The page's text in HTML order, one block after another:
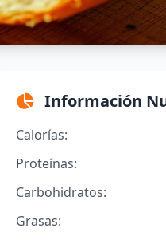
Información
Calorías:
Proteínas:
Carbohidratos:
Grasas: